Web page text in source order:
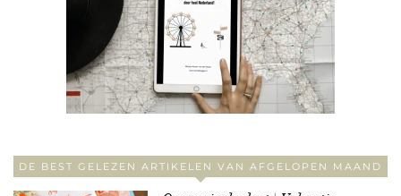
DE BEST GELEZEN ARTIKELEN VAN AFGELOPEN MAAND